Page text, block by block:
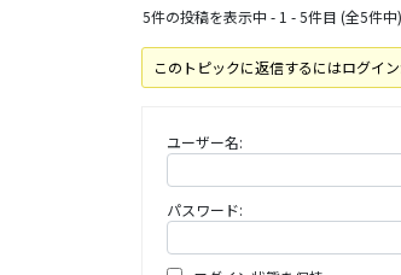
5件の投稿を表示中 - 1 - 5件目 (全5件中)
このトピックに返信するにはログイン
ユーザー名:
パスワード: